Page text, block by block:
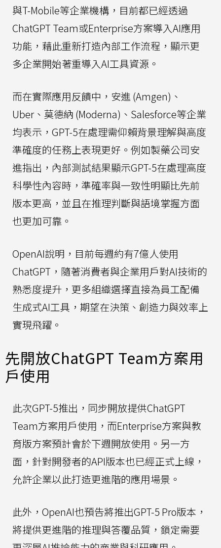
與T-Mobile等企業機構，目前都已經透過
ChatGPT Team或Enterprise方案導入AI應用
功能，藉此重新打造內部工作流程，顯示更
多企業開始著重導入AI工具資源。
而在實際應用反饋中，安進 (Amgen)、
Uber、莫德納 (Moderna)、Salesforce等企業
均表示，GPT-5在處理需仰賴背景理解與高度
準確度的任務上表現更好。例如製藥公司安
進指出，內部測試結果顯示GPT-5在處理高度
科學性內容時，準確率與一致性明顯比先前
版本更高，並且在推理判斷與語境掌握方面
也更加可靠。
OpenAI說明，目前每週約有7億人使用
ChatGPT，隨著消費者與企業用戶對AI技術的
熟悉度提升，更多組織選擇直接為員工配備
生成式AI工具，期望在決策、創造力與效率上
實現飛躍。
先開放ChatGPT Team方案用
戶使用
此次GPT-5推出，同步開放提供ChatGPT
Team方案用戶使用，而Enterprise方案與教
育版方案預計會於下週開放使用。另一方
面，針對開發者的API版本也已經正式上線，
允許企業以此打造更進階的應用場景。
此外，OpenAI也預告將推出GPT-5 Pro版本，
將提供更進階的推理與答覆品質，鎖定需要